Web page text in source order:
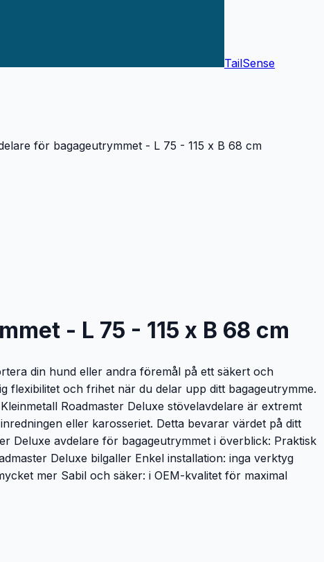
TailSense
för bagageutrymmet - L 75 - 115 x B 68 cm
- L 75 - 115 x B 68 cm
din hund eller andra föremål på ett säkert och
flexibilitet och frihet när du delar upp ditt bagageutrymme.
Roadmaster Deluxe stövelavdelare är extremt
eller karosseriet. Detta bevarar värdet på ditt
Deluxe avdelare för bagageutrymmet i överblick: Praktisk
Deluxe bilgaller Enkel installation: inga verktyg
mer Sabil och säker: i OEM-kvalitet för maximal